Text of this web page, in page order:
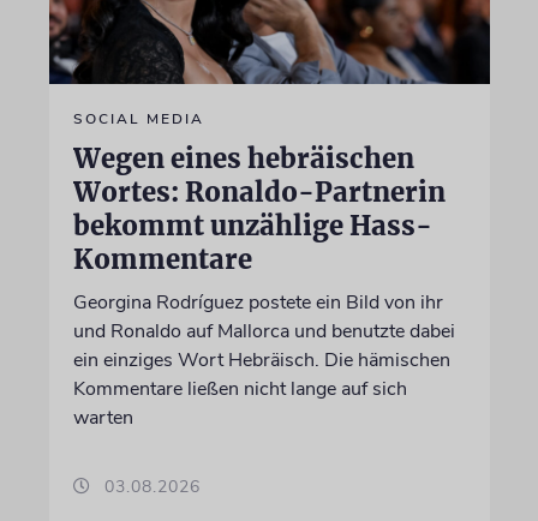
SOCIAL MEDIA
Wegen eines hebräischen
Wortes: Ronaldo-Partnerin
bekommt unzählige Hass-
Kommentare
Georgina Rodríguez postete ein Bild von ihr
und Ronaldo auf Mallorca und benutzte dabei
ein einziges Wort Hebräisch. Die hämischen
Kommentare ließen nicht lange auf sich
warten
03.08.2026